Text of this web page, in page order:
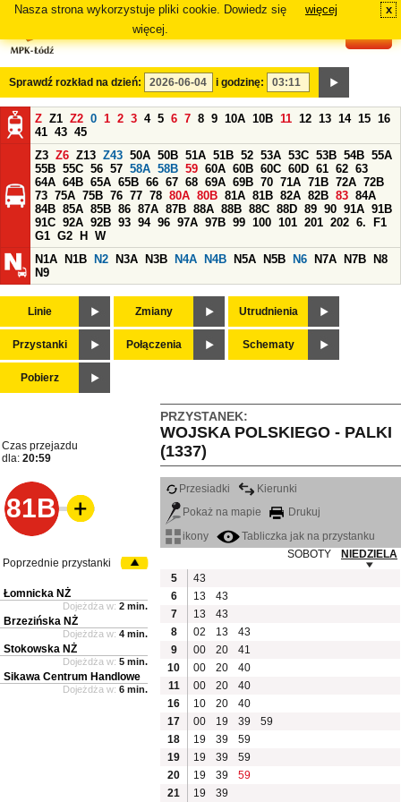
Nasza strona wykorzystuje pliki cookie. Dowiedz się
więcej.
więcej x
Sprawdź rozkład na dzień: i godzinę:
Z Z1 Z2 0 1 2 3 4 5 6 7 8 9 10A 10B 11 12 13 14 15 16
41 43 45
Z3 Z6 Z13 Z43 50A 50B 51A 51B 52 53A 53C 53B 54B 55A
55B 55C 56 57 58A 58B 59 60A 60B 60C 60D 61 62 63
64A 64B 65A 65B 66 67 68 69A 69B 70 71A 71B 72A 72B
73 75A 75B 76 77 78 80A 80B 81A 81B 82A 82B 83 84A
84B 85A 85B 86 87A 87B 88A 88B 88C 88D 89 90 91A 91B
91C 92A 92B 93 94 96 97A 97B 99 100 101 201 202 6.
F1
G1 G2 H
W
N1A
N1B N2 N3A N3B N4A N4B N5A N5B N6 N7A N7B
N8
N9
Linie Zmiany Utrudnienia
Przystanki Połączenia Schematy
Pobierz
PRZYSTANEK:
WOJSKA POLSKIEGO - PALKI
(1337)
Czas przejazdu
dla: 20:59
81B
Przesiadki
Kierunki
Pokaż na mapie
Drukuj
ikony
Tabliczka jak na przystanku
SOBOTY
NIEDZIELA
5
43
6
13
43
7
13
43
8
02 13
43
9
00 20
41
10
00 20
40
11
00 20
40
16
10 20
40
17
00 19 39
59
18
19 39
59
19
19 39
59
20
19 39
59
21
19 39
Poprzednie przystanki
Łomnicka NŻ
Dojeżdża w: 2 min.
Brzezińska NŻ
Dojeżdża w: 4 min.
Stokowska NŻ
Dojeżdża w: 5 min.
Sikawa Centrum Handlowe
Dojeżdża w: 6 min.